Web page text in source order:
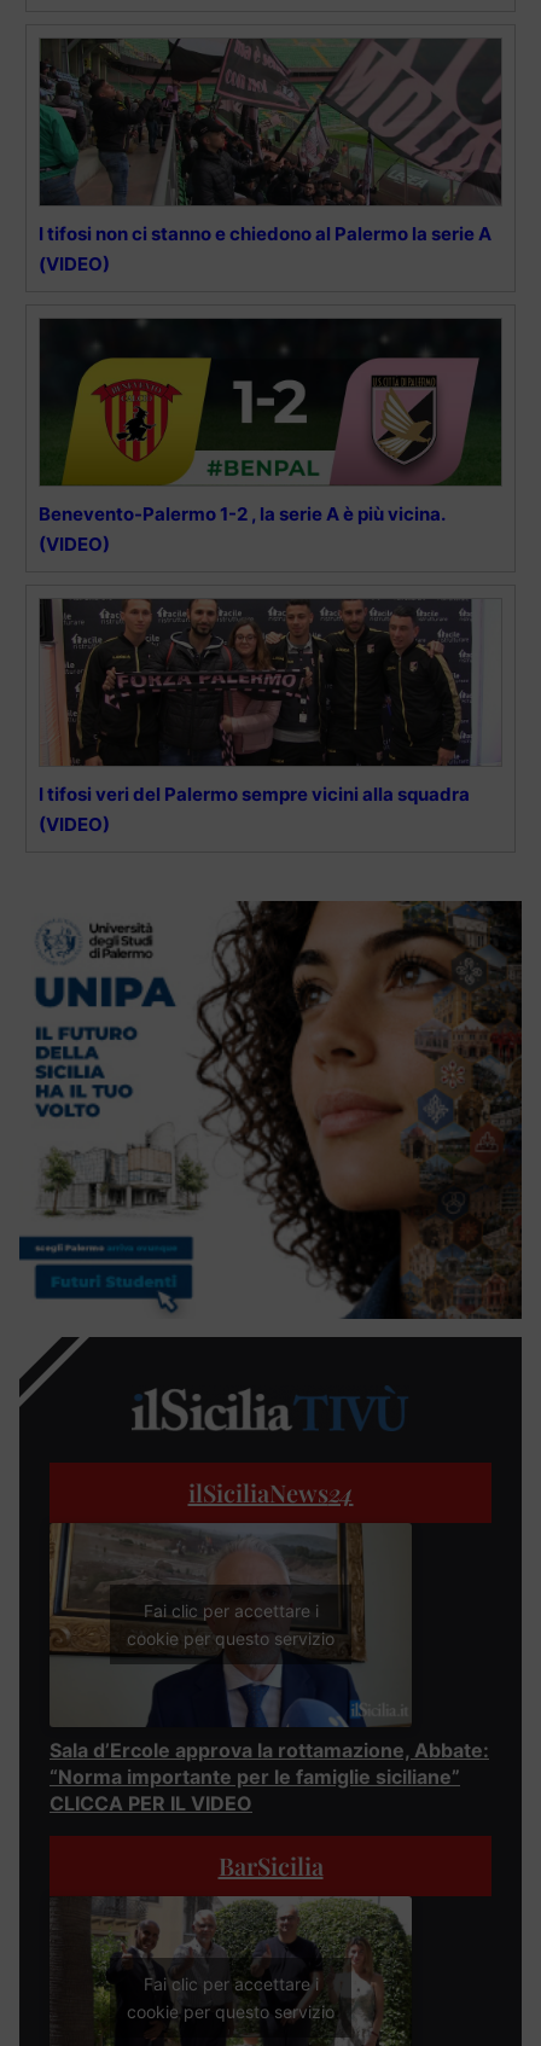
I tifosi non ci stanno e chiedono al Palermo la serie A
(VIDEO)
Benevento-Palermo 1-2 , la serie A è più vicina.
(VIDEO)
I tifosi veri del Palermo sempre vicini alla squadra
(VIDEO)
ilSiciliaNews24
Fai clic per accettare i
cookie per questo servizio
Sala d’Ercole approva la rottamazione, Abbate:
“Norma importante per le famiglie siciliane”
CLICCA PER IL VIDEO
BarSicilia
Fai clic per accettare i
cookie per questo servizio